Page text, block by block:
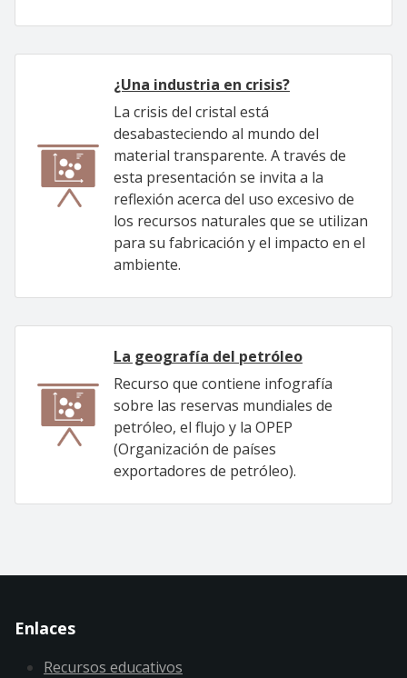
¿Una industria en crisis?
La crisis del cristal está
desabasteciendo al mundo del
material transparente. A través de
esta presentación se invita a la
reflexión acerca del uso excesivo de
los recursos naturales que se utilizan
para su fabricación y el impacto en el
ambiente.
La geografía del petróleo
Recurso que contiene infografía
sobre las reservas mundiales de
petróleo, el flujo y la OPEP
(Organización de países
exportadores de petróleo).
Enlaces
Recursos educativos